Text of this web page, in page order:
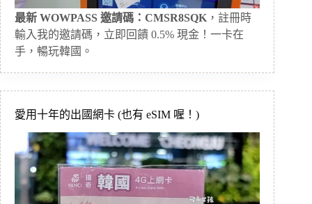
最新 WOWPASS 邀請碼：CMSR8SQK ，註冊時
輸入我的邀請碼，立即回饋 0.5% 現金！一卡在
手，暢玩韓國。
愛用十年的出國網卡 (也有 eSIM 喔！)